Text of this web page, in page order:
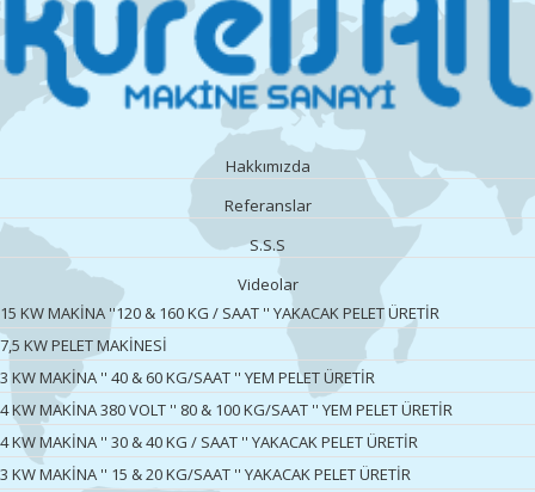
Hakkımızda
Referanslar
S.S.S
Videolar
15 KW MAKİNA ''120 & 160 KG / SAAT '' YAKACAK PELET ÜRETİR
7,5 KW PELET MAKİNESİ
3 KW MAKİNA '' 40 & 60 KG/SAAT '' YEM PELET ÜRETİR
4 KW MAKİNA 380 VOLT '' 80 & 100 KG/SAAT '' YEM PELET ÜRETİR
4 KW MAKİNA '' 30 & 40 KG / SAAT '' YAKACAK PELET ÜRETİR
3 KW MAKİNA '' 15 & 20 KG/SAAT '' YAKACAK PELET ÜRETİR